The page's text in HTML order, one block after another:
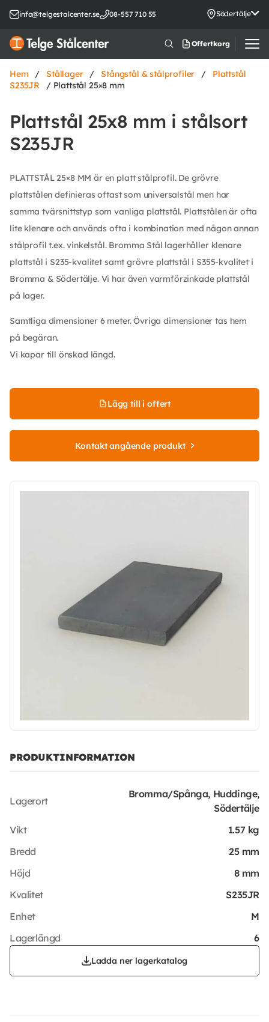
info@telgestalcenter.se 08-557 710 55 Södertälje
Offertkorg
Hem / Stållager / Stångstål & stålprofiler /
Plattstål
S235JR
/ Plattstål 25×8 mm
Plattstål 25x8 mm i stålsort
S235JR
PLATTSTÅL 25×8 MM är en platt stålprofil. De grövre
plattstålen definieras oftast som universalstål men har
samma tvärsnittstyp som vanliga plattstål. Plattstålen är ofta
lite klenare och används ofta i kombination med någon annan
stålprofil t.ex. vinkelstål. Bromma Stål lagerhåller klenare
plattstål i S235-kvalitet samt grövre plattstål i S355-kvalitet i
Bromma & Södertälje. Vi har även varmförzinkade plattstål
på lager.
Samtliga dimensioner 6 meter. Övriga dimensioner tas hem
på begäran.
Vi kapar till önskad längd.
Lägg till i offert
Kontakt angående produkt
PRODUKTINFORMATION
Lagerort
Bromma/Spånga, Huddinge,
Södertälje
Vikt
1.57 kg
Bredd
25 mm
Höjd
8 mm
Kvalitet
S235JR
Enhet
M
Lagerlängd
6
Ladda ner lagerkatalog